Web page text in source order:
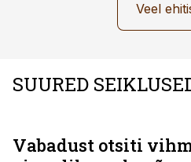
Veel
SUURED
Vabadust otsiti